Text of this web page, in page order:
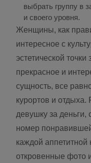
выбрать группу в
и своего уровня.
Женщины, как
интересное с
эстетической
прекрасное и
сущность, все
курортов и
девушку за деньги,
номер
каждой аппетитной
откровенные фото